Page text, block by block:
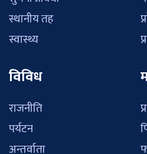
स्थानीय तह
स्वास्थ्य
विविध
राजनीति
पर्यटन
अन्तर्वाता